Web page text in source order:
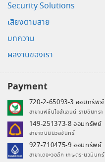
Security Solutions
เสียงตามสาย
บทความ
ผลงานของเรา
Payment
720-2-65093-3 ออมทรัพย์
สาขาแฟชั่นไอส์แลนด์ รามอินทรา
149-251373-8 ออมทรัพย์
สาขาถนนนวลจันทร์
927-710475-9 ออมทรัพย์
สาขาเดอะวอล์ค เกษตร-นวมินทร์